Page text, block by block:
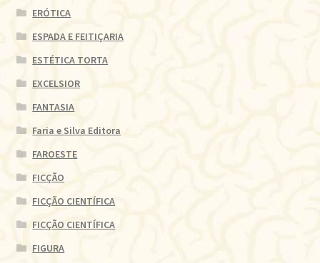
ERÓTICA
ESPADA E FEITIÇARIA
ESTÉTICA TORTA
EXCELSIOR
FANTASIA
Faria e Silva Editora
FAROESTE
FICÇÃO
FICÇÃO CIENTÍFICA
FICÇÃO CIENTÍFICA
FIGURA